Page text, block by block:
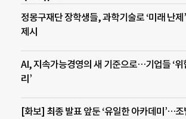
정몽구재단 장학생들, 과학기술로 ‘미래 난제
제시
AI, 지속가능경영의 새 기준으로…기업들 ‘위
리’
[화보] 최종 발표 앞둔 ‘유일한 아카데미’…조